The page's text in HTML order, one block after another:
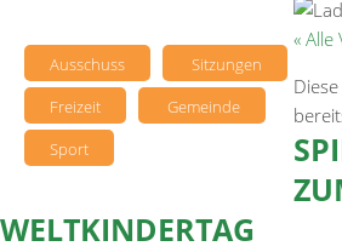
Ausschuss
Sitzungen
Freizeit
Gemeinde
Sport
«
WELTKINDERTAG